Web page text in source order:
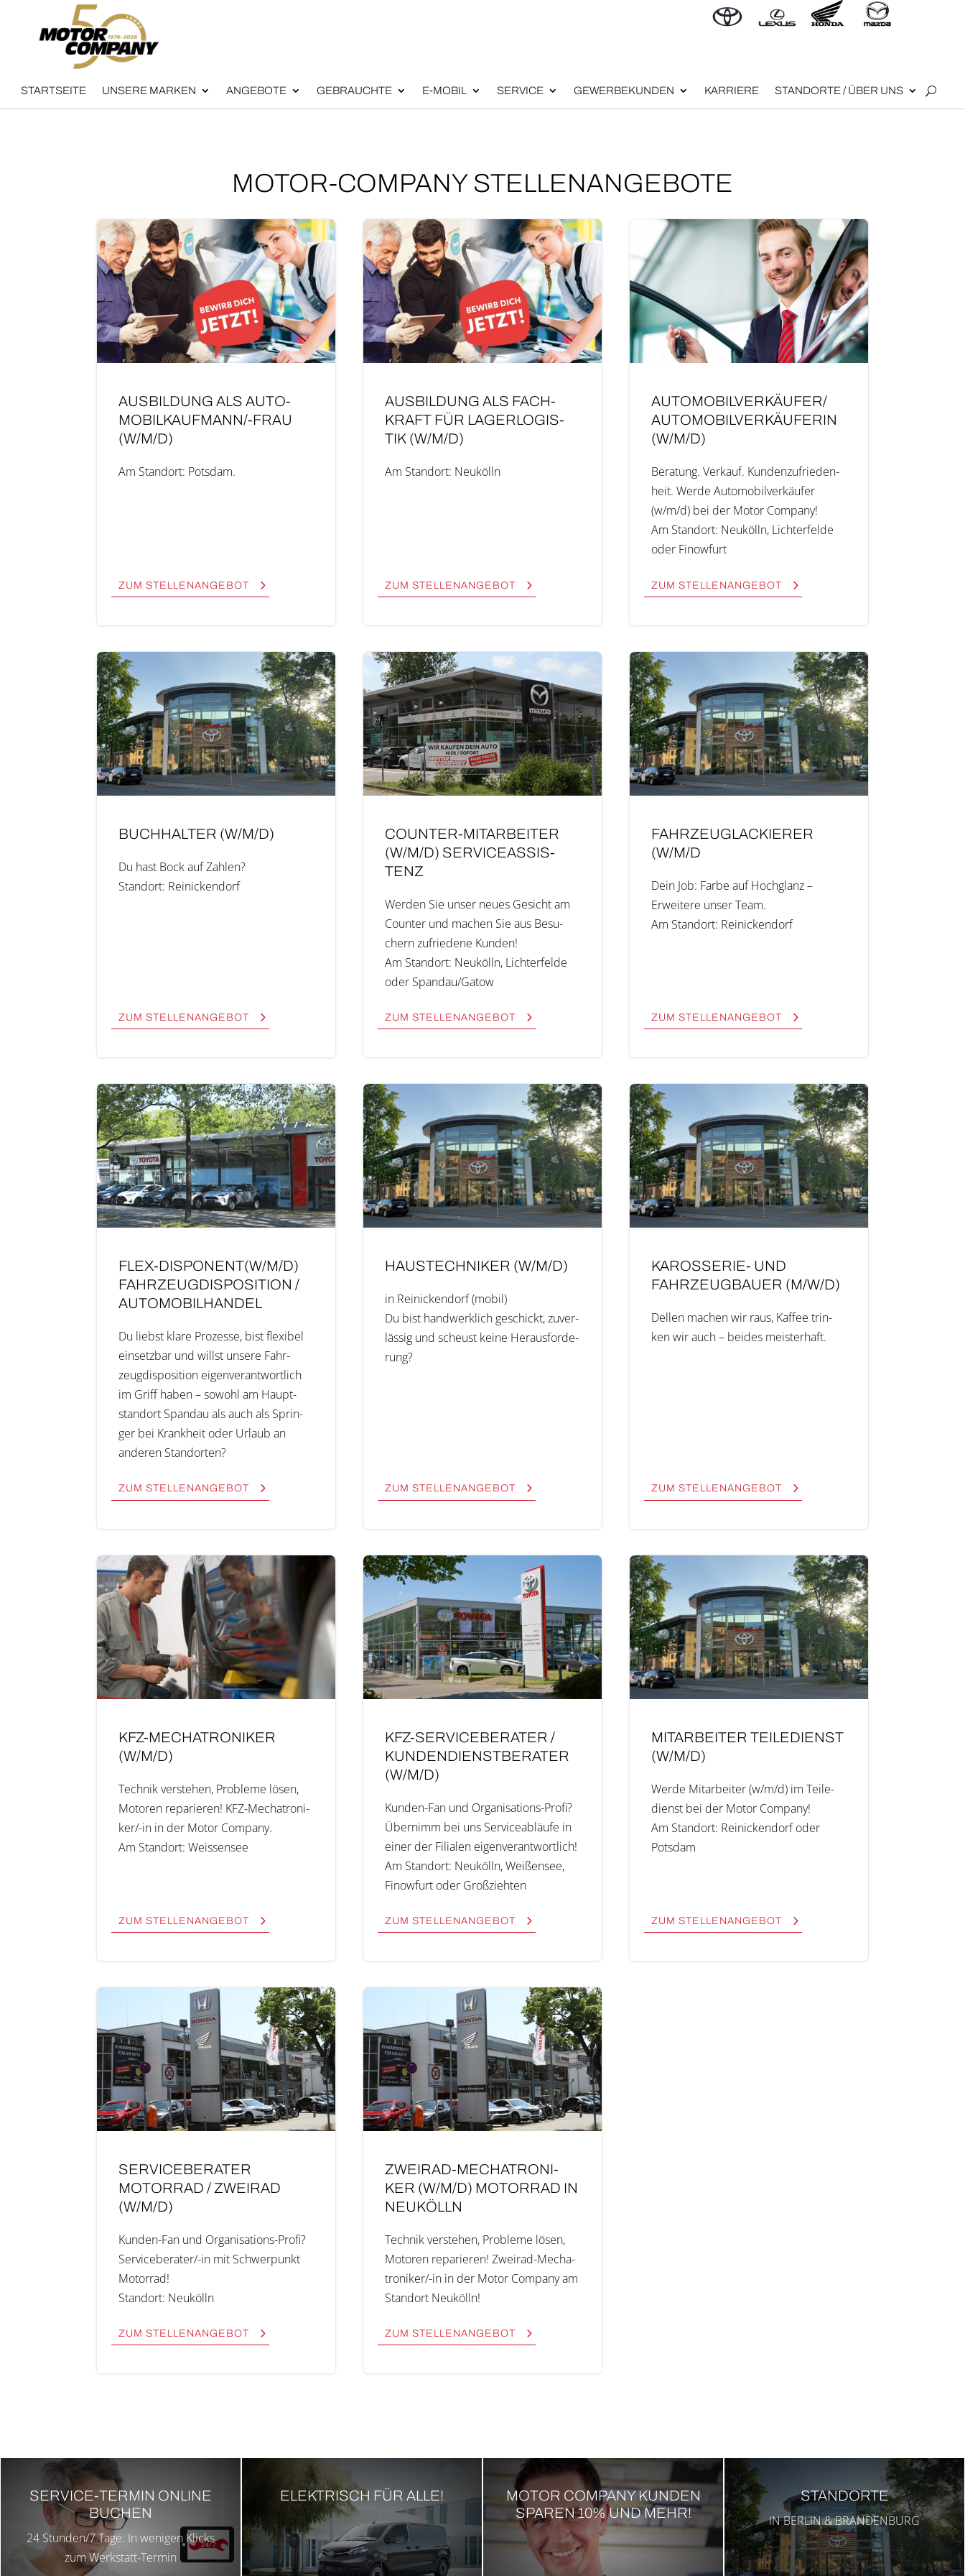
START­SEI­TE UNSE­RE MAR­KEN ANGEBOTE GEBRAUCH­TE E‑MOBIL SER­VICE GEWER­BE­KUN­DEN KAR­RIE­RE STAND­OR­TE / ÜBER UNS
MOTOR-COMPANY STELLENANGEBOTE
AUS­BIL­DUNG ALS AUTO­­
MO­­BIL­­KAUF­­MAN­N/-FRAU
(W/M/D)
Am Stand­ort: Pots­dam.
ZUM STEL­LEN­AN­GE­BOT
AUS­BIL­DUNG ALS FACH­
KRAFT FÜR LAGER­LO­GIS­
TIK (W/M/D)
Am Stand­ort: Neukölln
ZUM STEL­LEN­AN­GE­BOT
AUTOMOBILVERKÄUFER/
AUTOMOBILVERKÄUFERIN
(W/M/D)
Bera­tung. Ver­kauf. Kun­den­zu­frie­den­
heit. Wer­de Auto­mo­bil­ver­käu­fer
(w/m/d) bei der Motor Company!
Am Stand­ort: Neukölln, Lich­ter­fel­de
oder Finow­furt
ZUM STEL­LEN­AN­GE­BOT
BUCH­HAL­TER (W/M/D)
Du hast Bock auf Zah­len?
Stand­ort: Reinickendorf
ZUM STEL­LEN­AN­GE­BOT
COUN­­TER-MIT­AR­­BEI­­TER
(W/M/D) SER­VICE­AS­SIS­
TENZ
Wer­den Sie unser neu­es Gesicht am
Coun­ter und machen Sie aus Besu­
chern zufrie­de­ne Kunden!
Am Stand­ort: Neukölln, Lich­ter­fel­de
oder Spandau/Gatow
ZUM STEL­LEN­AN­GE­BOT
FAHR­ZEUG­LA­CKIE­RER
(W/M/D
Dein Job: Far­be auf Hoch­glanz –
Erwei­te­re unser Team.
Am Stand­ort: Reinickendorf
ZUM STEL­LEN­AN­GE­BOT
FLEX-DISPONENT(W/M/D)
FAHR­ZEUG­DIS­PO­SI­TI­ON /
AUTO­MO­BIL­HAN­DEL
Du liebst kla­re Pro­zes­se, bist fle­xi­bel
ein­setz­bar und willst unse­re Fahr­
zeug­dis­po­si­ti­on eigen­ver­ant­wort­lich
im Griff haben – sowohl am Haupt­
stand­ort Span­dau als auch als Sprin­
ger bei Krank­heit oder Urlaub an
ande­ren Stand­or­ten?
ZUM STEL­LEN­AN­GE­BOT
HAUS­TECH­NI­KER (W/M/D)
in Reinickendorf (mobil)
Du bist hand­werk­lich geschickt, zuver­
läs­sig und scheust kei­ne Her­aus­for­de­
rung?
ZUM STEL­LEN­AN­GE­BOT
KAROS­­SE­RIE- UND
FAHRZEUGBAUER (M/W/D)
Del­len machen wir raus, Kaf­fee trin­
ken wir auch – bei­des meis­ter­haft.
ZUM STEL­LEN­AN­GE­BOT
KFZ-MECHA­­TRO­­NI­KER
(W/M/D)
Tech­nik ver­ste­hen, Pro­ble­me lösen,
Moto­ren repa­rie­ren! KFZ-Mecha­­tro­­ni­
ker/-in in der Motor Company.
Am Stand­ort: Weis­sen­see
ZUM STEL­LEN­AN­GE­BOT
KFZ-SERVICEBERATER /
KUN­DEN­DIENST­BE­RA­TER
(W/M/D)
Kunden-Fan und Orga­­ni­­sa­­ti­ons-Pro­­fi?
Über­nimm bei uns Ser­vice­ab­läu­fe in
einer der Filia­len eigen­ver­ant­wort­lich!
Am Stand­ort: Neukölln, Wei­ßen­see,
Finow­furt oder Groß­zieh­ten
ZUM STEL­LEN­AN­GE­BOT
MIT­AR­BEI­TER TEI­LE­DIENST
(W/M/D)
Wer­de Mit­ar­bei­ter (w/m/d) im Tei­le­
dienst bei der Motor Company!
Am Stand­ort: Reinickendorf oder
Pots­dam
ZUM STEL­LEN­AN­GE­BOT
SERVICEBERATER
MOTOR­RAD / ZWEI­RAD
(W/M/D)
Kunden-Fan und Orga­­ni­­sa­­ti­ons-Pro­­fi?
Ser­­vice­­­be­ra­­ter/-in mit Schwerpunkt
Motor­rad!
Stand­ort: Neukölln
ZUM STEL­LEN­AN­GE­BOT
ZWEI­RAD-MECHA­­TRO­­NI­
KER (W/M/D) MOTOR­RAD IN
NEUKÖLLN
Tech­nik ver­ste­hen, Pro­ble­me lösen,
Moto­ren repa­rie­ren! Zwei­rad-Mecha­­
tro­­ni­ker/-in in der Motor Company am
Stand­ort Neukölln!
ZUM STEL­LEN­AN­GE­BOT
SER­VICE-TER­MIN ONLINE
BUCHEN
24 Stunden/7 Tage: In weni­gen Klicks
zum Werkstatt-Ter­min
ELEK­TRISCH FÜR ALLE!
MOTOR COMPANY KUNDEN
SPAREN 10% UND MEHR!
STAND­OR­TE
IN BER­LIN & BRAN­DEN­BURG